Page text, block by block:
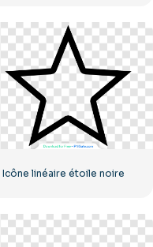
Icône linéaire étoile noire